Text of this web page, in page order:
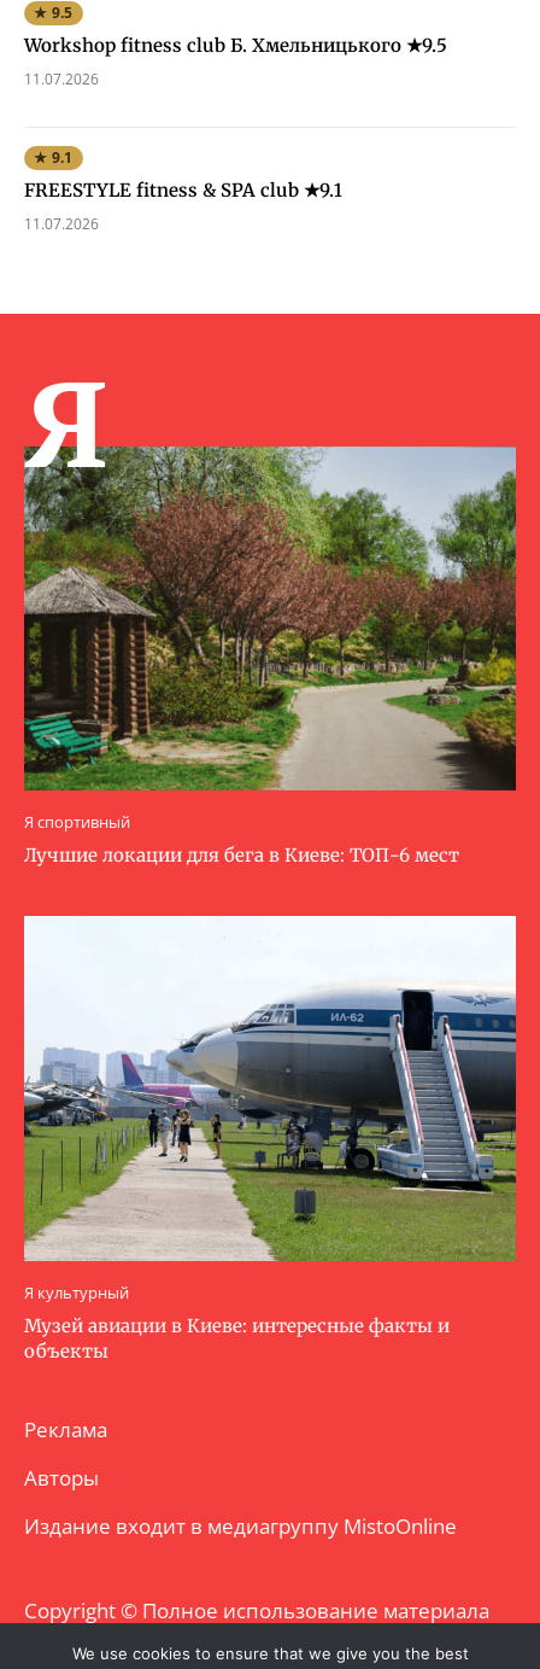
★ 9.5
Workshop fitness club Б. Хмельницького ★9.5
11.07.2026
★ 9.1
FREESTYLE fitness & SPA club ★9.1
11.07.2026
Я
Я спортивный
Лучшие локации для бега в Киеве: ТОП-6 мест
Я культурный
Музей авиации в Киеве: интересные факты и
объекты
Реклама
Авторы
Издание входит в медиагруппу MistoOnline
Copyright © Полное использование материала
запрещено. Частично разрешено с
We use cookies to ensure that we give you the best